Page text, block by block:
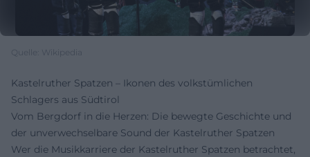
Quelle: Wikipedia
Kastelruther Spatzen – Ikonen des volkstümlichen
Schlagers aus Südtirol
Vom Bergdorf in die Herzen: Die bewegte Geschichte und
der unverwechselbare Sound der Kastelruther Spatzen
Wer die Musikkarriere der Kastelruther Spatzen betrachtet,